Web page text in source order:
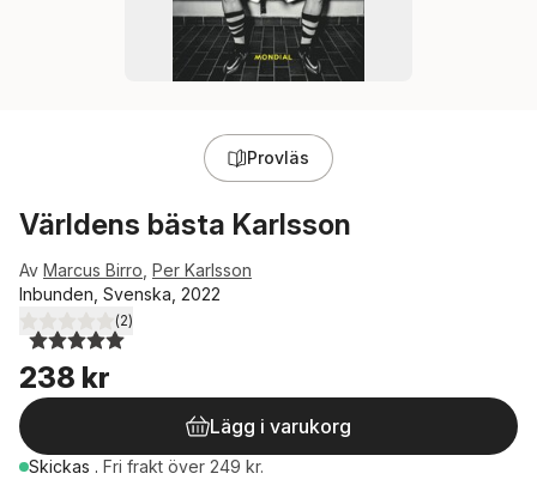
Provläs
Världens bästa Karlsson
Av Marcus Birro Per Karlsson
Inbunden, Svenska, 2022
5,0utav 5 stjärnor. Totalt antal röster:
(2)
238 kr
Lägg i varukorg
Skickas . Fri frakt över 249 kr.